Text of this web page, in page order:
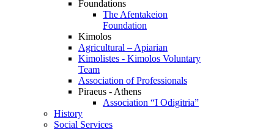
Foundations
The Afentakeion
Foundation
Kimolos
Agricultural – Apiarian
Kimolistes - Kimolos Voluntary
Team
Association of Professionals
Piraeus - Athens
Association “I Odigitria”
History
Social Services